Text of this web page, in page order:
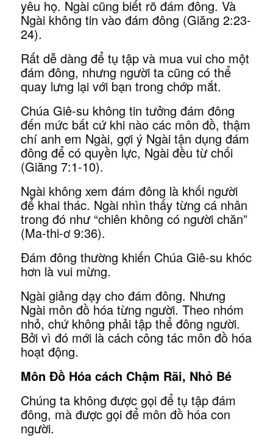
yêu họ. Ngài cũng biết rõ đám đông. Và
Ngài không tin vào đám đông (Giăng 2:23-
24).
Rất dễ dàng để tụ tập và mua vui cho một
đám đông, nhưng người ta cũng có thể
quay lưng lại với bạn trong chớp mắt.
Chúa Giê-su không tin tưởng đám đông
đến mức bất cứ khi nào các môn đồ, thậm
chí anh em Ngài, gợi ý Ngài tận dụng đám
đông để có quyền lực, Ngài đều từ chối
(Giăng 7:1-10).
Ngài không xem đám đông là khối người
để khai thác. Ngài nhìn thấy từng cá nhân
trong đó như “chiên không có người chăn”
(Ma-thi-ơ 9:36).
Đám đông thường khiến Chúa Giê-su khóc
hơn là vui mừng.
Ngài giảng dạy cho đám đông. Nhưng
Ngài môn đồ hóa từng người. Theo nhóm
nhỏ, chứ không phải tập thể đông người.
Bởi vì đó mới là cách công tác môn đồ hóa
hoạt động.
Môn Đồ Hóa cách Chậm Rãi, Nhỏ Bé
Chúng ta không được gọi để tụ tập đám
đông, mà được gọi để môn đồ hóa con
người.